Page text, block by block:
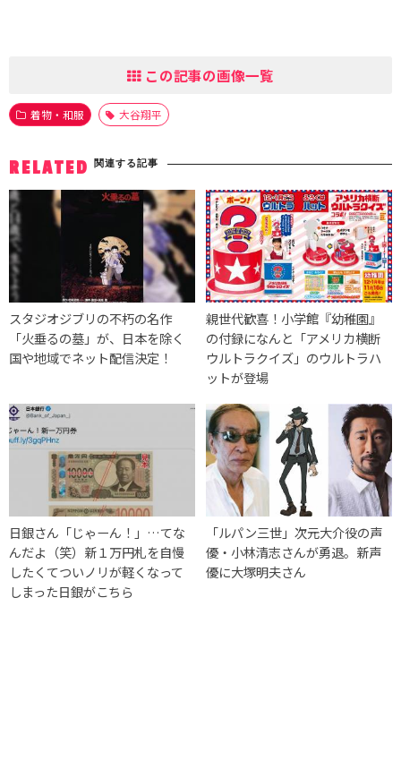
この記事の画像一覧
着物・和服 大谷翔平
RELATED 関連する記事
スタジオジブリの不朽の名作
「火垂るの墓」が、日本を除く
国や地域でネット配信決定！
親世代歓喜！小学館『幼稚園』
の付録になんと「アメリカ横断
ウルトラクイズ」のウルトラハ
ットが登場
日銀さん「じゃーん！」…てな
んだよ（笑）新１万円札を自慢
したくてついノリが軽くなって
しまった日銀がこちら
「ルパン三世」次元大介役の声
優・小林清志さんが勇退。新声
優に大塚明夫さん